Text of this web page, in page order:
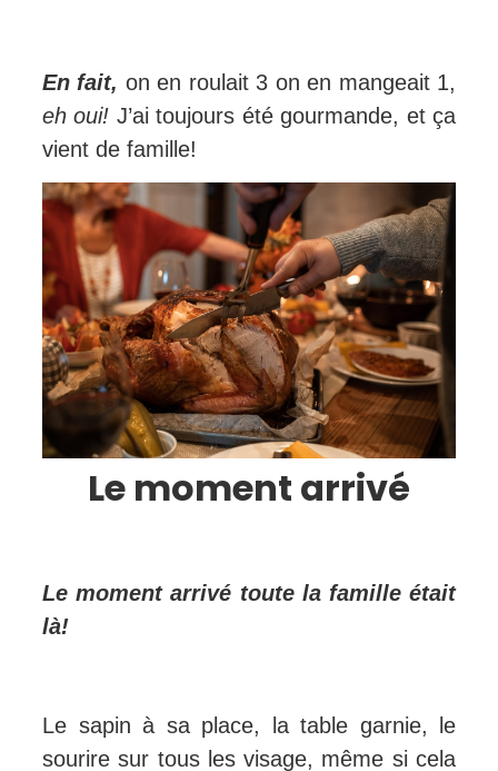
En fait, on en roulait 3 on en mangeait 1,
eh oui! J’ai toujours été gourmande, et ça
vient de famille!
Le moment arrivé
Le moment arrivé toute la famille était
là!
Le sapin à sa place, la table garnie, le
sourire sur tous les visage, même si cela